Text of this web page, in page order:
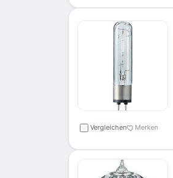
Vergleichen Merken